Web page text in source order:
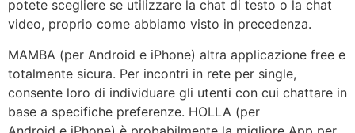
potete scegliere se utilizzare la chat di testo o la chat
video, proprio come abbiamo visto in precedenza.
MAMBA (per Android e iPhone) altra applicazione free e
totalmente sicura. Per incontri in rete per single,
consente loro di individuare gli utenti con cui chattare in
base a specifiche preferenze. HOLLA (per